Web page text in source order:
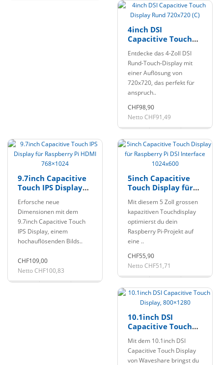
4inch DSI
Capacitive Touch
720x720 (C)
Entdecke das 4-Zoll DSI
Rund-Touch-Display mit
einer Auflösung von
720x720, das perfekt für
anspruch..
CHF98,90
Netto CHF91,49
9.7inch Capacitive
Touch IPS Display
HDMI 768×1024
Erforsche neue
Dimensionen mit dem
9.7inch Capacitive Touch
IPS Display, einem
hochauflösenden Bilds..
CHF109,00
Netto CHF100,83
5inch Capacitive
Touch Display für
Interface 1024x600
Mit diesem 5 Zoll grossen
kapazitiven Touchdisplay
optimierst du dein
Raspberry Pi-Projekt auf
eine ..
CHF55,90
Netto CHF51,71
10.1inch DSI
Capacitive Touch
Mit dem 10.1inch DSI
Capacitive Touch Display
von Waveshare bringst du